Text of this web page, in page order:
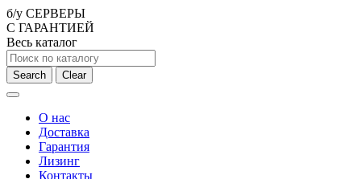
б/у СЕРВЕРЫ
С ГАРАНТИЕЙ
Весь каталог
Search Clear
О нас
Доставка
Гарантия
Лизинг
Контакты